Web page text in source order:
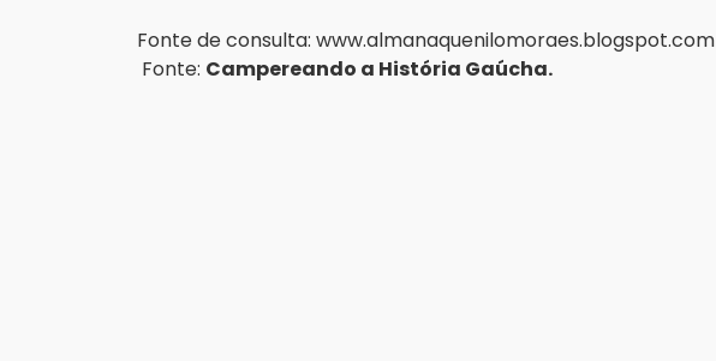
Fonte de consulta: www.almanaquenilomoraes.blogspot.com
Fonte: Campereando a História Gaúcha.